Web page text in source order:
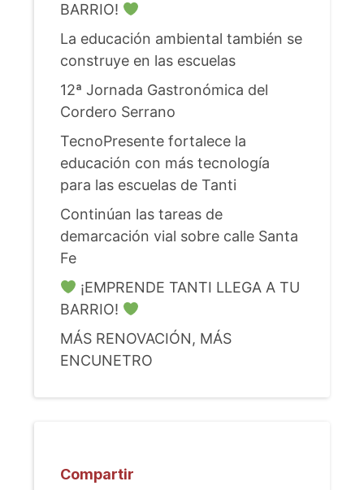
BARRIO!
La educación ambiental también se
construye en las escuelas
12ª Jornada Gastronómica del
Cordero Serrano
TecnoPresente fortalece la
educación con más tecnología
para las escuelas de Tanti
Continúan las tareas de
demarcación vial sobre calle Santa
Fe
¡EMPRENDE TANTI LLEGA A TU
BARRIO!
MÁS RENOVACIÓN, MÁS
ENCUNETRO
Compartir